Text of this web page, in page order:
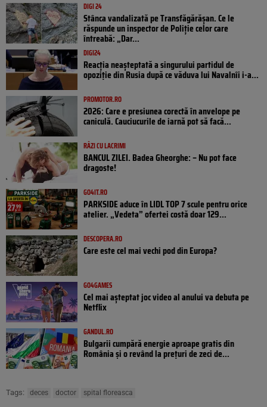
DIGI 24
Stânca vandalizată pe Transfăgărășan. Ce le
răspunde un inspector de Poliție celor care
întreabă: „Dar...
DIGI24
Reacția neașteptată a singurului partidul de
opoziţie din Rusia după ce văduva lui Navalnîi i-a...
PROMOTOR.RO
2026: Care e presiunea corectă în anvelope pe
caniculă. Cauciucurile de iarnă pot să facă...
RÂZI CU LACRIMI
BANCUL ZILEI. Badea Gheorghe: – Nu pot face
dragoste!
GO4IT.RO
PARKSIDE aduce în LIDL TOP 7 scule pentru orice
atelier. „Vedeta” ofertei costă doar 129...
DESCOPERA.RO
Care este cel mai vechi pod din Europa?
GO4GAMES
Cel mai așteptat joc video al anului va debuta pe
Netflix
GANDUL.RO
Bulgarii cumpără energie aproape gratis din
România și o revând la prețuri de zeci de...
Tags: deces doctor spital floreasca